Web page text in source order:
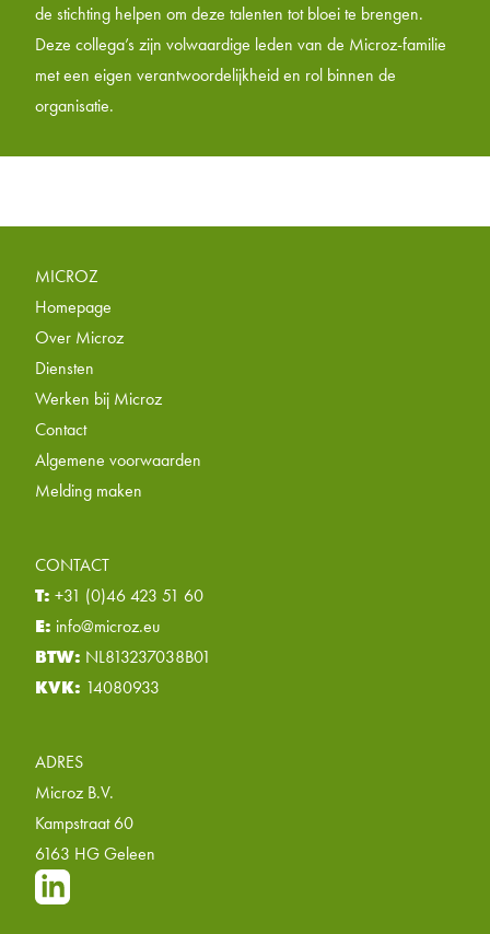
de stichting helpen om deze talenten tot bloei te brengen.
Deze collega’s zijn volwaardige leden van de Microz-familie
met een eigen verantwoordelijkheid en rol binnen de
organisatie.
MICROZ
Homepage
Over Microz
Diensten
Werken bij Microz
Contact
Algemene voorwaarden
Melding maken
CONTACT
T: +31 (0)46 423 51 60
E: info@microz.eu
BTW: NL813237038B01
KVK: 14080933
ADRES
Microz B.V.
Kampstraat 60
6163 HG Geleen